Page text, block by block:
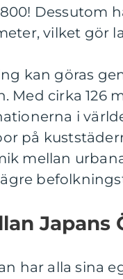
Dessutom
vilket gör
kan göras
Med cirka 126
i
på
mellan
Japans
har alla sina